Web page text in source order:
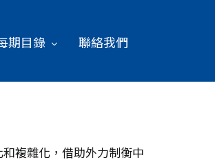
期目錄 聯絡我們
複雜化，借助外力制衡中